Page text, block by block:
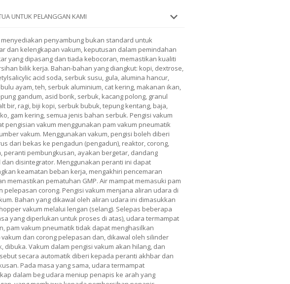
UNTUK PELANGGAN KAMI
menyediakan penyambung bukan standard untuk
dan kelengkapan vakum, keputusan dalam pemindahan
yang dipasang dan tiada kebocoran, memastikan kualiti
bilik kerja. Bahan-bahan yang diangkut: kopi, dextrose,
acid soda, serbuk susu, gula, alumina hancur,
ayam, teh, serbuk aluminium, cat kering, makanan ikan,
gandum, asid borik, serbuk, kacang polong, granul
bir, ragi, biji kopi, serbuk bubuk, tepung kentang, baja,
gam kering, semua jenis bahan serbuk. Pengisi vakum
pengisian vakum menggunakan pam vakum pneumatik
vakum. Menggunakan vakum, pengisi boleh diberi
dari bekas ke pengadun (pengadun), reaktor, corong,
peranti pembungkusan, ayakan bergetar, dandang
dan disintegrator. Menggunakan peranti ini dapat
keamatan beban kerja, mengakhiri pencemaran
memastikan pematuhan GMP. Air mampat memasuki pam
pelepasan corong. Pengisi vakum menjana aliran udara di
Bahan yang dikawal oleh aliran udara ini dimasukkan
vakum melalui lengan (selang). Selepas beberapa
yang diperlukan untuk proses di atas), udara termampat
pam vakum pneumatik tidak dapat menghasilkan
vakum dan corong pelepasan dan, dikawal oleh silinder
dibuka. Vakum dalam pengisi vakum akan hilang, dan
secara automatik diberi kepada peranti akhbar dan
Pada masa yang sama, udara termampat
dalam beg udara meniup penapis ke arah yang